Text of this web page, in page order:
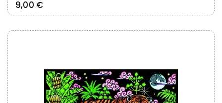
9,00 €Prix